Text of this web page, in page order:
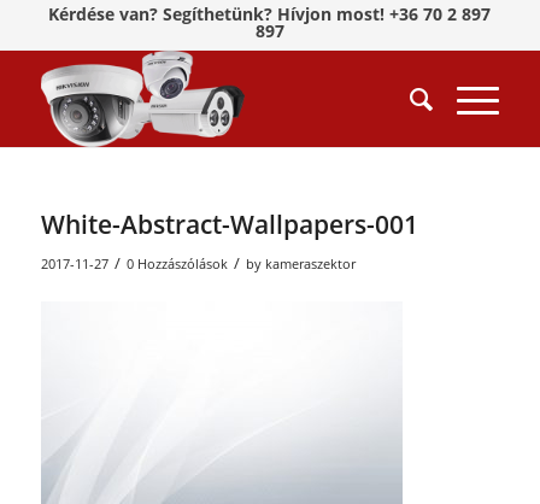
Kérdése van? Segíthetünk? Hívjon most! +36 70 2 897
897
White-Abstract-Wallpapers-001
2017-11-27 / 0 Hozzászólások / by kameraszektor